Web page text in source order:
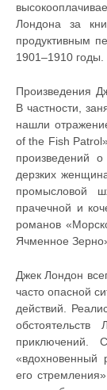
Лондона за
продуктивным
1901–1910 годы.
Произведения
В частности,
нашли
of the Fish
произведений
дерзких
промысловой
прачечной и
романов
Ячменное
Джек Лондон
часто опасной
действий.
приключений.
«вдохновенный
его